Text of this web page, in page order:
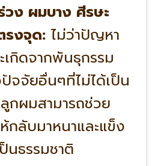
ง ผมบาง ศีรษะ
รงจุด:ไม่ว่าปัญหา
กิดจากพันธุกรรม
จจัยอื่นๆที่ไม่ได้เป็น
กผมสามารถช่วย
กลับมาหนาและแข็ง
นธรรมชาติ